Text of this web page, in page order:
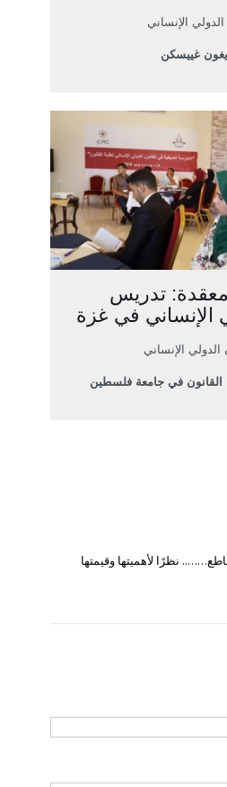
الإنساني
غييسكن
معقدة: تدريس
الإنساني في غزة
الدولي الإنساني
في جامعة فلسطين
نظرًا لأهميتها وقيمتها